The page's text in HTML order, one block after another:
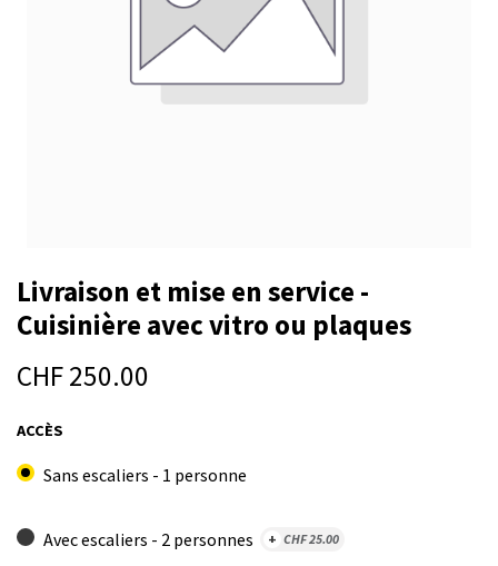
Livraison et mise en service -
Cuisinière avec vitro ou plaques
CHF250.00
ACCÈS
Sans escaliers - 1 personne
Avec escaliers - 2 personnes + CHF25.00